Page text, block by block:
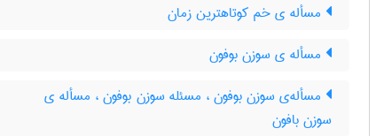
مسأله ی خم کوتاهترین زمان
مسأله ی سوزن بوفون
مسأله‌ی سوزن بوفون ، مسئله سوزن بوفون ، مسأله ی
سوزن بافون